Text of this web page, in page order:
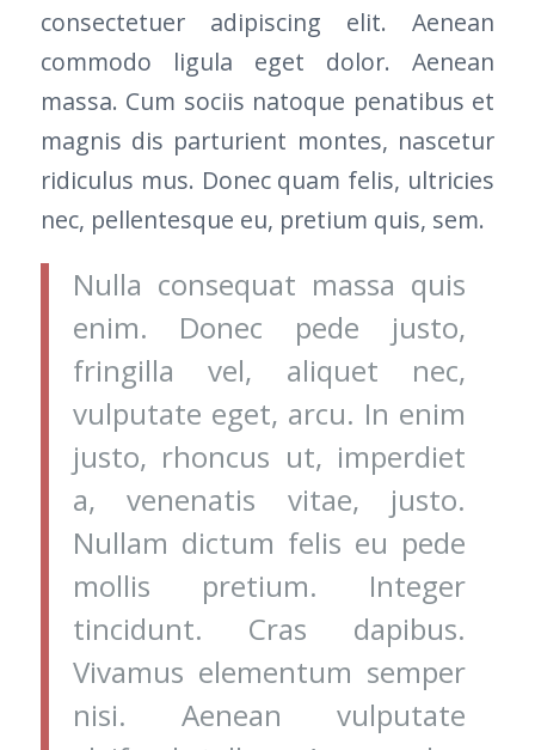
consectetuer adipiscing elit. Aenean
commodo ligula eget dolor. Aenean
massa. Cum sociis natoque penatibus et
magnis dis parturient montes, nascetur
ridiculus mus. Donec quam felis, ultricies
nec, pellentesque eu, pretium quis, sem.
Nulla consequat massa quis
enim. Donec pede justo,
fringilla vel, aliquet nec,
vulputate eget, arcu. In enim
justo, rhoncus ut, imperdiet
a, venenatis vitae, justo.
Nullam dictum felis eu pede
mollis pretium. Integer
tincidunt. Cras dapibus.
Vivamus elementum semper
nisi. Aenean vulputate